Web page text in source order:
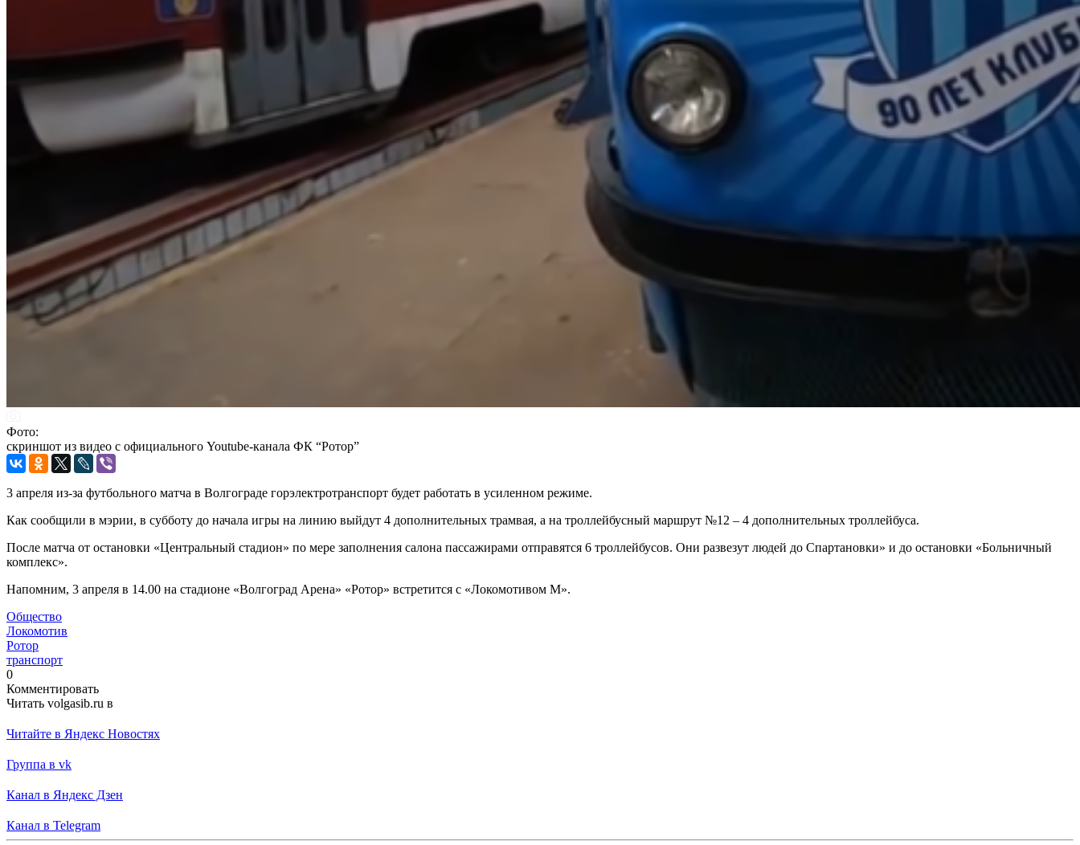
Фото:
скриншот из видео с официального Youtube-канала ФК “Ротор”
3 апреля из-за футбольного матча в Волгограде горэлектротранспорт будет работать в усиленном режиме.
Как сообщили в мэрии, в субботу до начала игры на линию выйдут 4 дополнительных трамвая, а на троллейбусный маршрут №12 – 4 дополнительных троллейбуса.
После матча от остановки «Центральный стадион» по мере заполнения салона пассажирами отправятся 6 троллейбусов. Они развезут людей до Спартановки» и до остановки «Больничный
комплекс».
Напомним, 3 апреля в 14.00 на стадионе «Волгоград Арена» «Ротор» встретится с «Локомотивом М».
Общество
Локомотив
Ротор
транспорт
0
Комментировать
Читать volgasib.ru в
Читайте в Яндекс Новостях
Группа в vk
Канал в Яндекс Дзен
Канал в Telegram